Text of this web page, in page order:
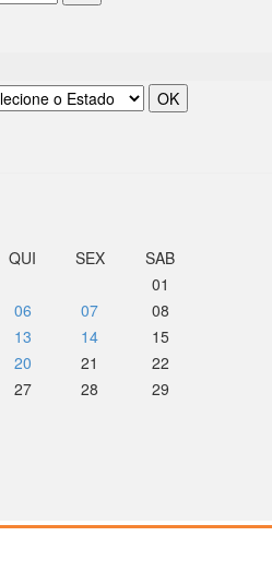
QUI SEX
SAB
01
06 07
08
13 14
15
20 21
22
27 28
29